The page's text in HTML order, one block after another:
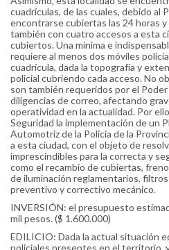
cuadrículas, de las cuales, debido al
encontrarse cubiertas las 24 horas
también con cuatro accesos a esta
cubiertos. Una mínima e
requiere al menos dos móviles
cuadrícula, dada la topografía y
policial cubriendo cada acceso. No
son también requeridos por el Poder
diligencias de correo, afectando
operatividad en la actualidad. Por
Seguridad la implementación de un
Automotriz de la Policía de la
a esta ciudad, con el objeto de
imprescindibles para la correcta y
como el recambio de cubiertas,
de iluminación reglamentarios,
preventivo y correctivo mecánico.
INVERSIÓN: el presupuesto
mil pesos. ($ 1.600.000)
EDILICIO: Dada la actual situación
policiales presentes en el territorio,